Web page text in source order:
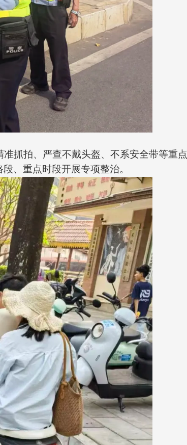
抓拍、严查不戴头盔、不系安全带等重
、重点时段开展专项整治。